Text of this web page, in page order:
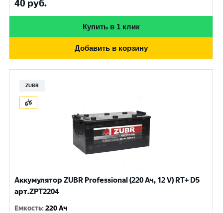
40 руб.
Купить в 1 клик
Добавить в корзину
ZUBR
Аккумулятор ZUBR Professional (220 Ач, 12 V) RT+ D5
арт.ZPT2204
Емкость:220 Ач